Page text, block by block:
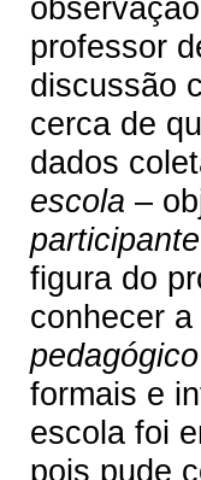
professor
discussão
cerca de
dados
escola –
participante
figura do
conhecer
formais e
escola foi
pois pude